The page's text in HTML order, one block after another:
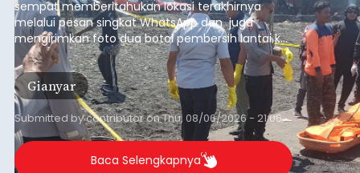
sempat memberitahukan lokasi terakhirnya
melalui pesan singkat WhatsApp dan juga
mengirimkan foto dua botol pembersih lantai ke
istrinya.
Gianyar
Submitted bycontributoronThu, 08/06/2026 - 21:06
Baca Selengkapnya